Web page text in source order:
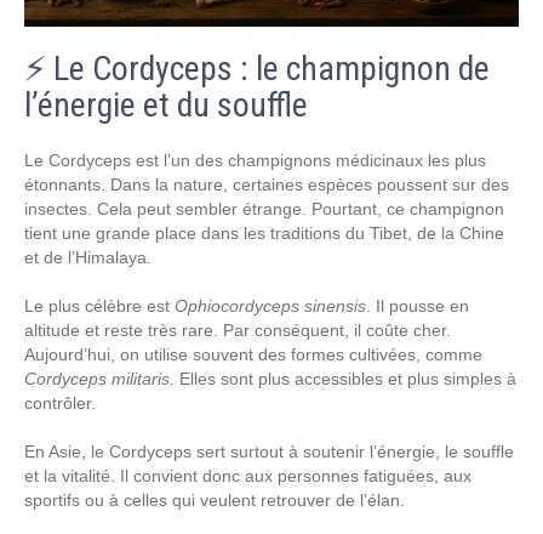
⚡ Le Cordyceps : le champignon de
l’énergie et du souffle
Le Cordyceps est l’un des champignons médicinaux les plus
étonnants. Dans la nature, certaines espèces poussent sur des
insectes. Cela peut sembler étrange. Pourtant, ce champignon
tient une grande place dans les traditions du Tibet, de la Chine
et de l’Himalaya.
Le plus célèbre est Ophiocordyceps sinensis . Il pousse en
altitude et reste très rare. Par conséquent, il coûte cher.
Aujourd’hui, on utilise souvent des formes cultivées, comme
Cordyceps militaris . Elles sont plus accessibles et plus simples à
contrôler.
En Asie, le Cordyceps sert surtout à soutenir l’énergie, le souffle
et la vitalité. Il convient donc aux personnes fatiguées, aux
sportifs ou à celles qui veulent retrouver de l’élan.